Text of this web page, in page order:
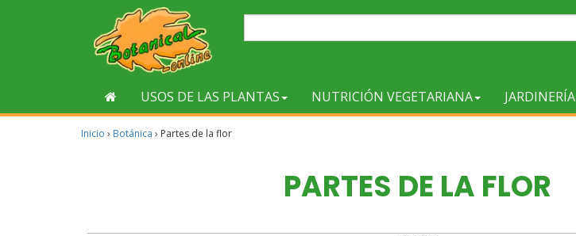
USOS DE LAS PLANTAS NUTRICIÓN VEGETARIANA JARDINERÍA
Inicio › Botánica › Partes de la flor
PARTES DE LA FLOR